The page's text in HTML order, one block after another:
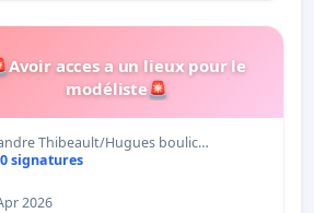
acces a un lieux pour le
modéliste🚨
Thibeault/Hugues boulic…
signatures
2026